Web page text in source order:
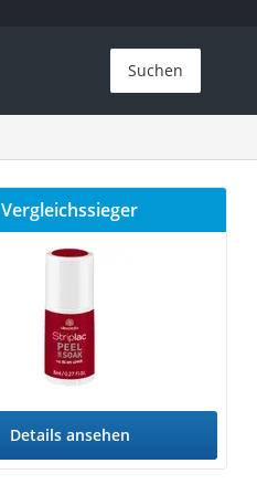
Suchen
Vergleichssieger
Details ansehen